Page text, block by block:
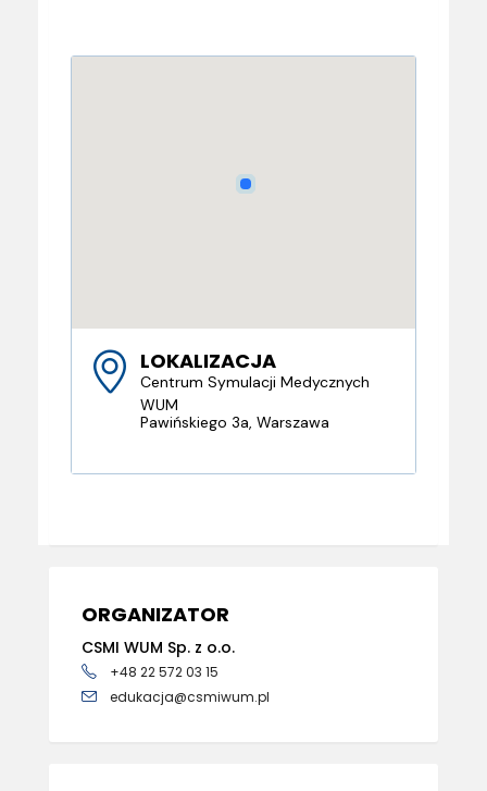
LOKALIZACJA
Centrum Symulacji Medycznych
WUM
Pawińskiego 3a, Warszawa
ORGANIZATOR
CSMI WUM Sp. z o.o.
+48 22 572 03 15
edukacja@csmiwum.pl